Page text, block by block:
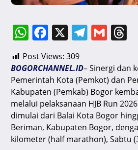
W
h
at
s
A
p
p
F
c
e
b
o
o
k
X T
e
gr
a
m
G
ai
l
e
a
d
s
Post Views: 309
BOGORCHANNEL.ID– Sinergi dan
Pemerintah Kota (Pemkot) dan
Kabupaten (Pemkab) Bogor
melalui pelaksanaan HJB Run
dimulai dari Balai Kota Bogor
Beriman, Kabupaten Bogor,
kilometer (half marathon), Sabtu